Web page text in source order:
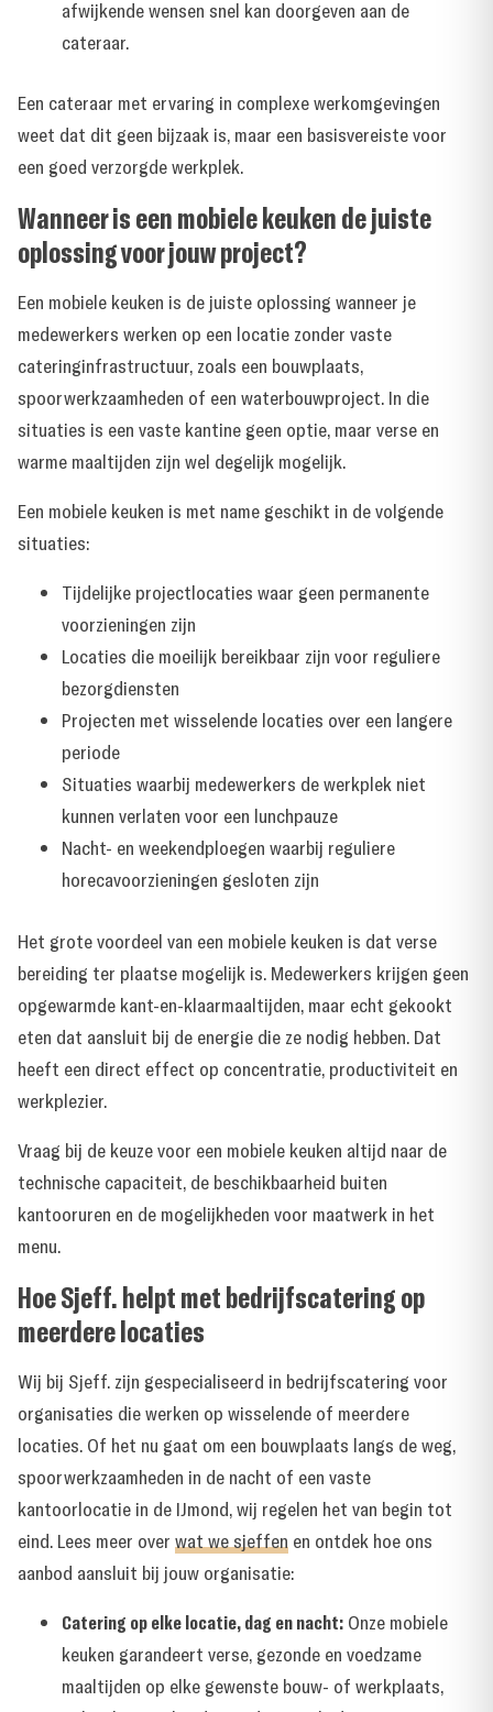
afwijkende wensen snel kan doorgeven aan de
cateraar.
Een cateraar met ervaring in complexe werkomgevingen
weet dat dit geen bijzaak is, maar een basisvereiste voor
een goed verzorgde werkplek.
Wanneer is een mobiele keuken de juiste
oplossing voor jouw project?
Een mobiele keuken is de juiste oplossing wanneer je
medewerkers werken op een locatie zonder vaste
cateringinfrastructuur, zoals een bouwplaats,
spoorwerkzaamheden of een waterbouwproject. In die
situaties is een vaste kantine geen optie, maar verse en
warme maaltijden zijn wel degelijk mogelijk.
Een mobiele keuken is met name geschikt in de volgende
situaties:
Tijdelijke projectlocaties waar geen permanente
voorzieningen zijn
Locaties die moeilijk bereikbaar zijn voor reguliere
bezorgdiensten
Projecten met wisselende locaties over een langere
periode
Situaties waarbij medewerkers de werkplek niet
kunnen verlaten voor een lunchpauze
Nacht- en weekendploegen waarbij reguliere
horecavoorzieningen gesloten zijn
Het grote voordeel van een mobiele keuken is dat verse
bereiding ter plaatse mogelijk is. Medewerkers krijgen geen
opgewarmde kant-en-klaarmaaltijden, maar echt gekookt
eten dat aansluit bij de energie die ze nodig hebben. Dat
heeft een direct effect op concentratie, productiviteit en
werkplezier.
Vraag bij de keuze voor een mobiele keuken altijd naar de
technische capaciteit, de beschikbaarheid buiten
kantooruren en de mogelijkheden voor maatwerk in het
menu.
Hoe Sjeff. helpt met bedrijfscatering op
meerdere locaties
Wij bij Sjeff. zijn gespecialiseerd in bedrijfscatering voor
organisaties die werken op wisselende of meerdere
locaties. Of het nu gaat om een bouwplaats langs de weg,
spoorwerkzaamheden in de nacht of een vaste
kantoorlocatie in de IJmond, wij regelen het van begin tot
eind. Lees meer over wat we sjeffen en ontdek hoe ons
aanbod aansluit bij jouw organisatie:
Catering op elke locatie, dag en nacht: Onze mobiele
keuken garandeert verse, gezonde en voedzame
maaltijden op elke gewenste bouw- of werkplaats,